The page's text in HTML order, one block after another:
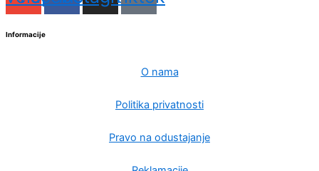
Informacije
O nama
Politika privatnosti
Pravo na odustajanje